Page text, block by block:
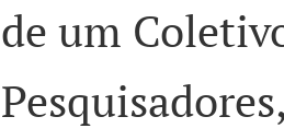
de um